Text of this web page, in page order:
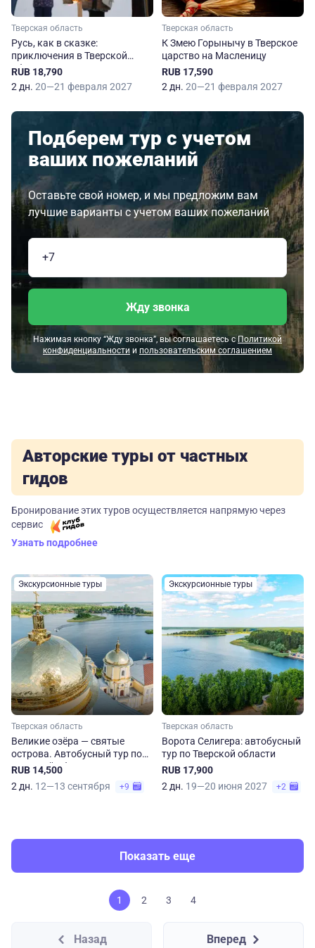
Тверская область
Русь, как в сказке:
приключения в Тверской
области на Масленицу
RUB 18,790
2 дн. 20—21 февраля 2027
Тверская область
К Змею Горынычу в Тверское
царство на Масленицу
RUB 17,590
2 дн. 20—21 февраля 2027
Подберем тур с учетом
ваших пожеланий
Оставьте свой номер, и мы предложим вам
лучшие варианты с учетом ваших пожеланий
Жду звонка
Нажимая кнопку “Жду звонка”, вы соглашаетесь с Политикой
конфиденциальности и пользовательским соглашением
Авторские туры от частных
гидов
Бронирование этих туров осуществляется напрямую через
сервис
Узнать подробнее
Экскурсионные туры
Тверская область
Великие озёра — cвятые
острова. Автобусный тур по
Тверской области
RUB 14,500
2 дн. 12—13 сентября +9
Экскурсионные туры
Тверская область
Ворота Селигера: автобусный
тур по Тверской области
RUB 17,900
2 дн. 19—20 июня 2027 +2
Показать еще
1 2 3 4
Назад Вперед